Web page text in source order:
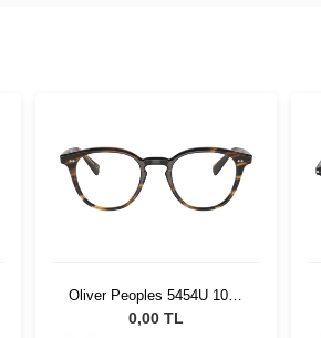
Oliver Peoples 5454U 1003
48
0,00 TL